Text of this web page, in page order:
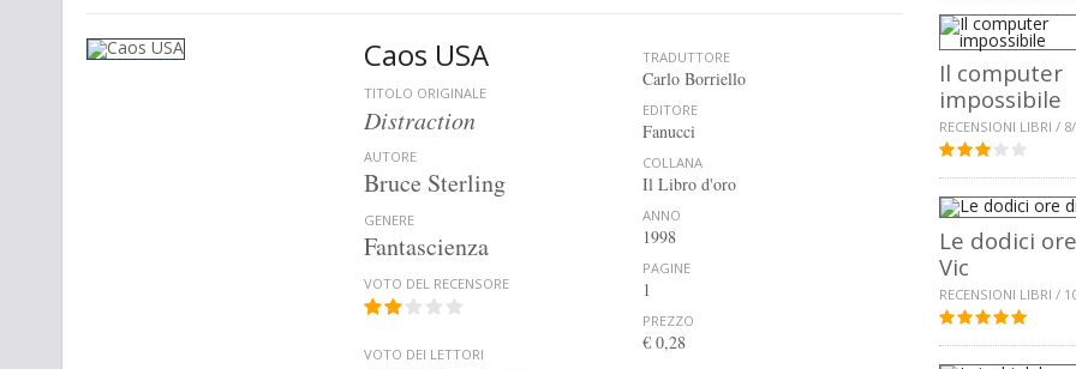
Caos USA
TITOLO ORIGINALE
Distraction
AUTORE
Bruce Sterling
GENERE
Fantascienza
VOTO DEL RECENSORE
VOTO DEI LETTORI
TRADUTTORE
Carlo Borriello
EDITORE
Fanucci
COLLANA
Il Libro d'oro
ANNO
1998
PAGINE
1
PREZZO
€ 0,28
Il computer
impossibile
RECENSIONI LIBRI /
Le dodici
Vic
RECENSIONI LIBRI /